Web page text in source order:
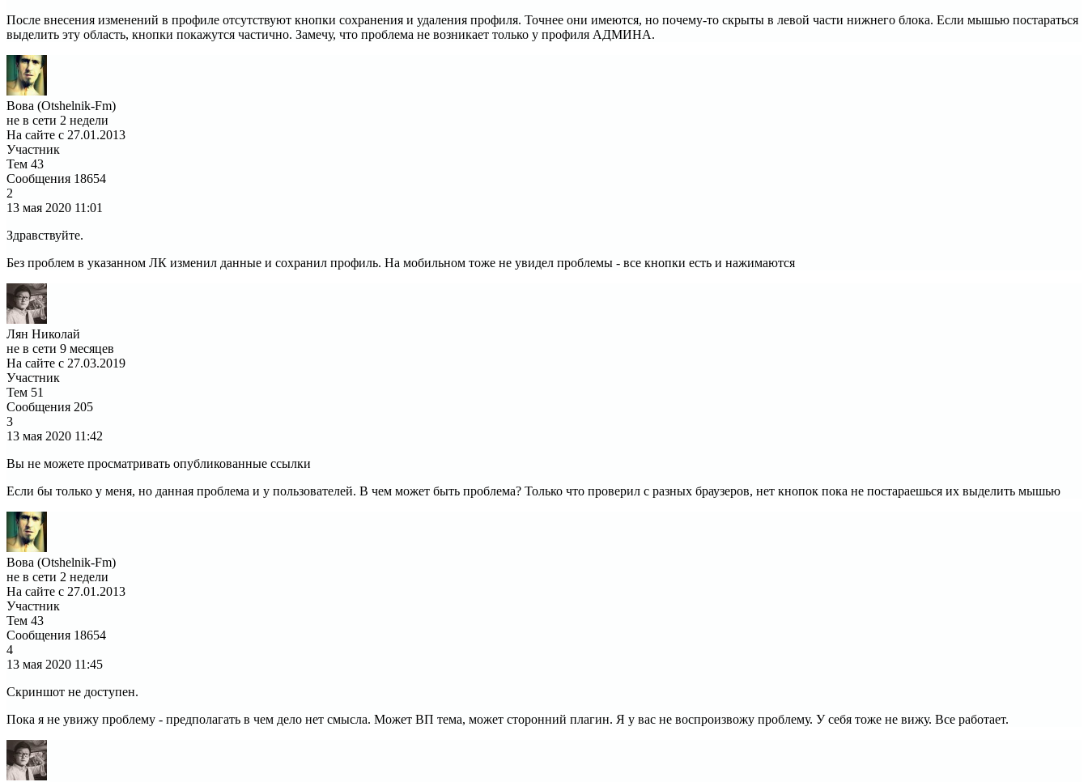
После внесения изменений в профиле отсутствуют кнопки сохранения и удаления профиля. Точнее они имеются, но почему-то скрыты в левой части нижнего блока. Если мышью постараться
выделить эту область, кнопки покажутся частично. Замечу, что проблема не возникает только у профиля АДМИНА.
Вова (Otshelnik-Fm)
не в сети 2 недели
На сайте с 27.01.2013
Участник
Тем 43
Сообщения 18654
2
13 мая 2020 11:01
Здравствуйте.
Без проблем в указанном ЛК изменил данные и сохранил профиль. На мобильном тоже не увидел проблемы - все кнопки есть и нажимаются
Лян Николай
не в сети 9 месяцев
На сайте с 27.03.2019
Участник
Тем 51
Сообщения 205
3
13 мая 2020 11:42
Вы не можете просматривать опубликованные ссылки
Если бы только у меня, но данная проблема и у пользователей. В чем может быть проблема? Только что проверил с разных браузеров, нет кнопок пока не постараешься их выделить мышью
Вова (Otshelnik-Fm)
не в сети 2 недели
На сайте с 27.01.2013
Участник
Тем 43
Сообщения 18654
4
13 мая 2020 11:45
Скриншот не доступен.
Пока я не увижу проблему - предполагать в чем дело нет смысла. Может ВП тема, может сторонний плагин. Я у вас не воспроизвожу проблему. У себя тоже не вижу. Все работает.